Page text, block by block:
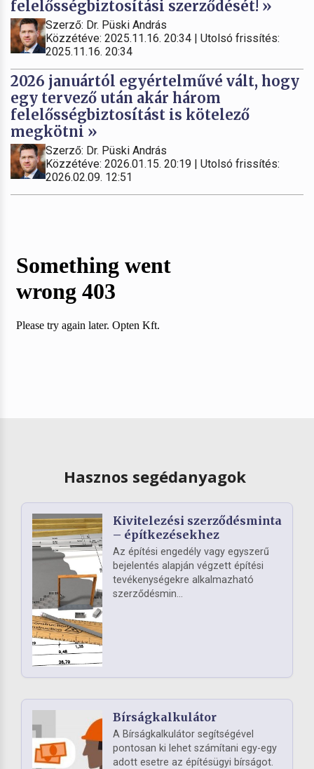
felelősségbiztosítási szerződését! »
Szerző: Dr. Püski András
Közzétéve: 2025.11.16. 20:34 | Utolsó frissítés:
2025.11.16. 20:34
2026 januártól egyértelművé vált, hogy
egy tervező után akár három
felelősségbiztosítást is kötelező
megkötni »
Szerző: Dr. Püski András
Közzétéve: 2026.01.15. 20:19 | Utolsó frissítés:
2026.02.09. 12:51
Hasznos segédanyagok
Kivitelezési szerződésminta
– építkezésekhez
Az építési engedély vagy egyszerű
bejelentés alapján végzett építési
tevékenységekre alkalmazható
szerződésmin...
Bírságkalkulátor
A Bírságkalkulátor segítségével
pontosan ki lehet számítani egy-egy
adott esetre az építésügyi bírságot.